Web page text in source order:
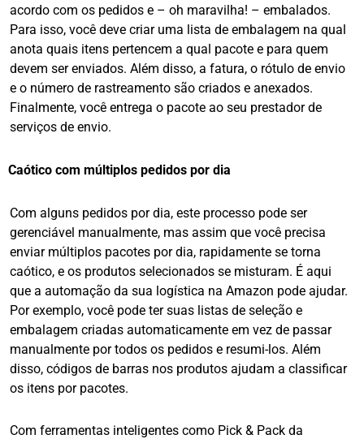
acordo com os pedidos e – oh maravilha! – embalados.
Para isso, você deve criar uma lista de embalagem na qual
anota quais itens pertencem a qual pacote e para quem
devem ser enviados. Além disso, a fatura, o rótulo de envio
e o número de rastreamento são criados e anexados.
Finalmente, você entrega o pacote ao seu prestador de
serviços de envio.
Caótico com múltiplos pedidos por dia
Com alguns pedidos por dia, este processo pode ser
gerenciável manualmente, mas assim que você precisa
enviar múltiplos pacotes por dia, rapidamente se torna
caótico, e os produtos selecionados se misturam. É aqui
que a automação da sua logística na Amazon pode ajudar.
Por exemplo, você pode ter suas listas de seleção e
embalagem criadas automaticamente em vez de passar
manualmente por todos os pedidos e resumi-los. Além
disso, códigos de barras nos produtos ajudam a classificar
os itens por pacotes.
Com ferramentas inteligentes como Pick & Pack da